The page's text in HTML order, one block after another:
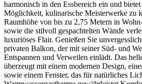
harmonisch in den Essbereich ein und
Möglichkeit, kulinarische Meisterwerke zu
Raumhöhe von bis zu 2,75 Metern in
sowie die stilvoll gespachtelten Wände
luxuriöses Flair. Genießen Sie
privaten Balkon, der mit seiner Süd- und
Entspannen und Verweilen einlädt. Das
überzeugt mit einem modernen Design,
sowie einem Fenster, das für natürliches